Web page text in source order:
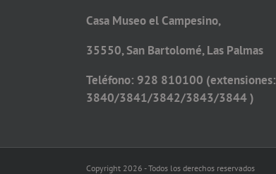
Casa Museo el Campesino,
35550, San Bartolomé, Las Palmas
Teléfono: 928 810100 (extensiones:
3840/3841/3842/3843/3844 )
Copyright 2026 - Todos los derechos reservados